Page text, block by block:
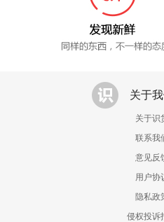
关于
关于识
联系我
意见反
用户协
隐私政
侵权投诉